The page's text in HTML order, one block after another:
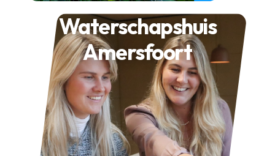
Waterschapshuis
Amersfoort